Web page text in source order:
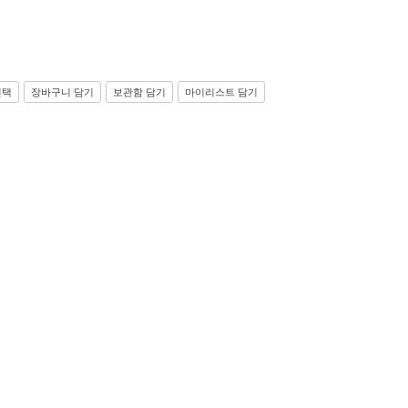
장바구니 담기 보관함 담기 마이리스트 담기